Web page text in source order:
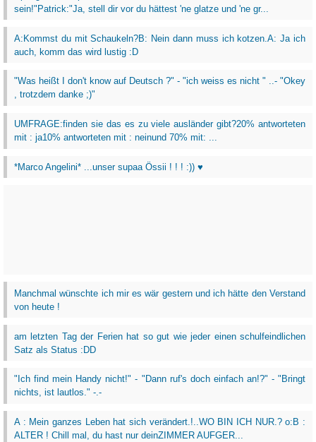
sein!"Patrick:"Ja, stell dir vor du hättest 'ne glatze und 'ne gr...
A:Kommst du mit Schaukeln?B: Nein dann muss ich kotzen.A: Ja ich
auch, komm das wird lustig :D
"Was heißt I don't know auf Deutsch ?" - "ich weiss es nicht " ..- "Okey
, trotzdem danke ;)"
UMFRAGE:finden sie das es zu viele ausländer gibt?20% antworteten
mit : ja10% antworteten mit : neinund 70% mit: ...
*Marco Angelini* ...unser supaa Össii ! ! ! :)) ♥
Manchmal wünschte ich mir es wär gestern und ich hätte den Verstand
von heute !
am letzten Tag der Ferien hat so gut wie jeder einen schulfeindlichen
Satz als Status :DD
"Ich find mein Handy nicht!" - "Dann ruf's doch einfach an!?" - "Bringt
nichts, ist lautlos." -.-
A : Mein ganzes Leben hat sich verändert.!..WO BIN ICH NUR.? o:B :
ALTER ! Chill mal, du hast nur deinZIMMER AUFGER...